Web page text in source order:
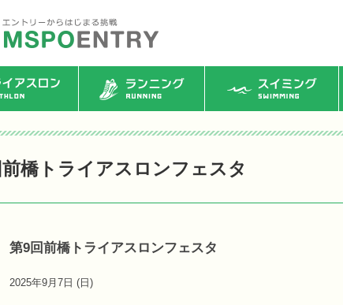
アスロン ランニング スイミング
橋トライアスロンフェスタ
第9回前橋トライアスロンフェスタ
2025年9月7日 (日 )